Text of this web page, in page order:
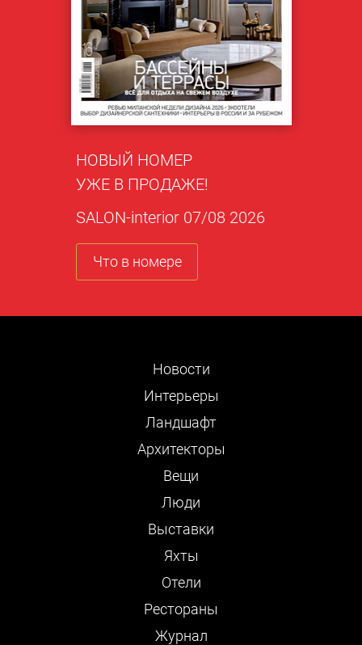
НОВЫЙ НОМЕР
УЖЕ В ПРОДАЖЕ!
SALON-interior 07/08 2026
Что в номере
Новости
Интерьеры
Ландшафт
Архитекторы
Вещи
Люди
Выставки
Яхты
Отели
Рестораны
Журнал